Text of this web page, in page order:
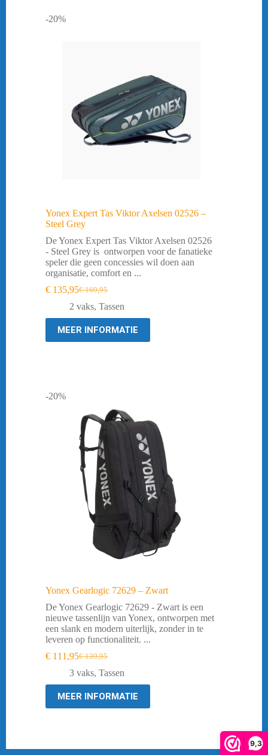
9,3
-20%
Yonex Expert Tas Viktor Axelsen 02526 –
Steel Grey
De Yonex Expert Tas Viktor Axelsen 02526
- Steel Grey is ontworpen voor de fanatieke
speler die geen concessies wil doen aan
organisatie, comfort en ...
€169,95
Oorspronkelijke
prijs
was:
€ 169,95.
€ 135,95Huidige
prijs
is:
€ 135,95.
2 vaks, Tassen
MEER INFORMATIE
-20%
Yonex Gearlogic 72629 – Zwart
De Yonex Gearlogic 72629 - Zwart is een
nieuwe tassenlijn van Yonex, ontworpen met
een slank en modern uiterlijk, zonder in te
leveren op functionaliteit. ...
€139,95
Oorspronkelijke
prijs
was:
€ 139,95.
€ 111,95Huidige
prijs
is:
€ 111,95.
3 vaks, Tassen
MEER INFORMATIE